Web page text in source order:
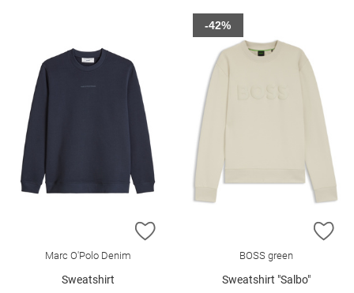
ZUR WUNSCHLISTE HINZUFÜGEN
Marc O'Polo Denim
Sweatshirt
BOSS green
Sweatshirt "Salbo"
-42%